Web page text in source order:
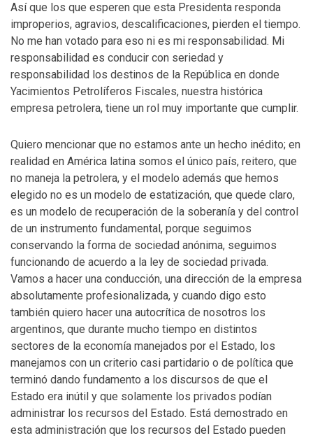
Así que los que esperen que esta Presidenta responda
improperios, agravios, descalificaciones, pierden el tiempo.
No me han votado para eso ni es mi responsabilidad. Mi
responsabilidad es conducir con seriedad y
responsabilidad los destinos de la República en donde
Yacimientos Petrolíferos Fiscales, nuestra histórica
empresa petrolera, tiene un rol muy importante que cumplir.
Quiero mencionar que no estamos ante un hecho inédito; en
realidad en América latina somos el único país, reitero, que
no maneja la petrolera, y el modelo además que hemos
elegido no es un modelo de estatización, que quede claro,
es un modelo de recuperación de la soberanía y del control
de un instrumento fundamental, porque seguimos
conservando la forma de sociedad anónima, seguimos
funcionando de acuerdo a la ley de sociedad privada.
Vamos a hacer una conducción, una dirección de la empresa
absolutamente profesionalizada, y cuando digo esto
también quiero hacer una autocrítica de nosotros los
argentinos, que durante mucho tiempo en distintos
sectores de la economía manejados por el Estado, los
manejamos con un criterio casi partidario o de política que
terminó dando fundamento a los discursos de que el
Estado era inútil y que solamente los privados podían
administrar los recursos del Estado. Está demostrado en
esta administración que los recursos del Estado pueden